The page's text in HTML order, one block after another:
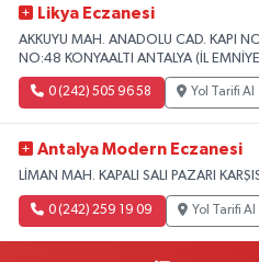
Likya Eczanesi
AKKUYU MAH. ANADOLU CAD. KAPI
NO:48 KONYAALTI ANTALYA (İL
0 (242) 505 96 58 Yol Tarifi Al
Antalya Modern Eczanesi
LİMAN MAH. KAPALI SALI PAZARI
0 (242) 259 19 09 Yol Tarifi Al